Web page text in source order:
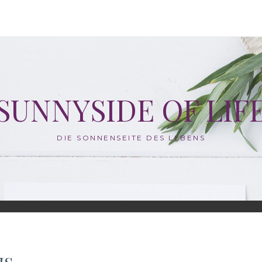
OF
DIE SONNENSEITE DES LEBENS